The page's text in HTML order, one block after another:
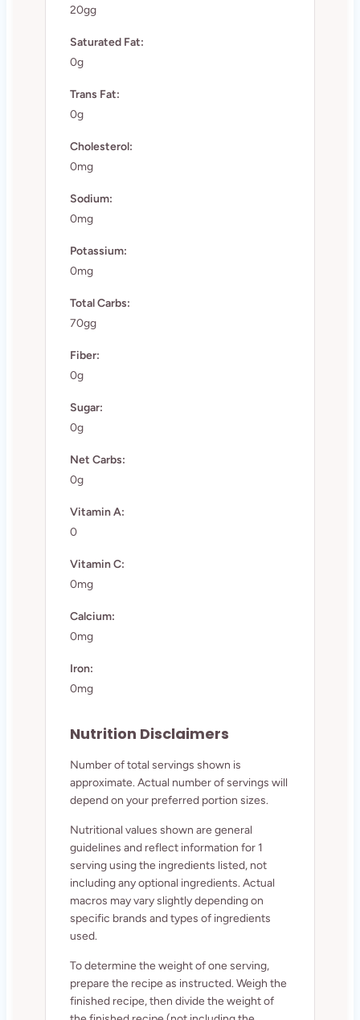
20gg
Saturated Fat:
0g
Trans Fat:
0g
Cholesterol:
0mg
Sodium:
0mg
Potassium:
0mg
Total Carbs:
70gg
Fiber:
0g
Sugar:
0g
Net Carbs:
0g
Vitamin A:
0
Vitamin C:
0mg
Calcium:
0mg
Iron:
0mg
Nutrition Disclaimers
Number of total servings shown is
approximate. Actual number of servings will
depend on your preferred portion sizes.
Nutritional values shown are general
guidelines and reflect information for 1
serving using the ingredients listed, not
including any optional ingredients. Actual
macros may vary slightly depending on
specific brands and types of ingredients
used.
To determine the weight of one serving,
prepare the recipe as instructed. Weigh the
finished recipe, then divide the weight of